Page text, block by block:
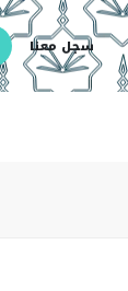
سجل معنا